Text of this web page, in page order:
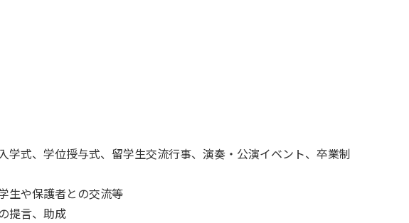
学式、学位授与式、留学生交流行事、演奏・公演イベント、卒業制
生や保護者との交流等
提言、助成